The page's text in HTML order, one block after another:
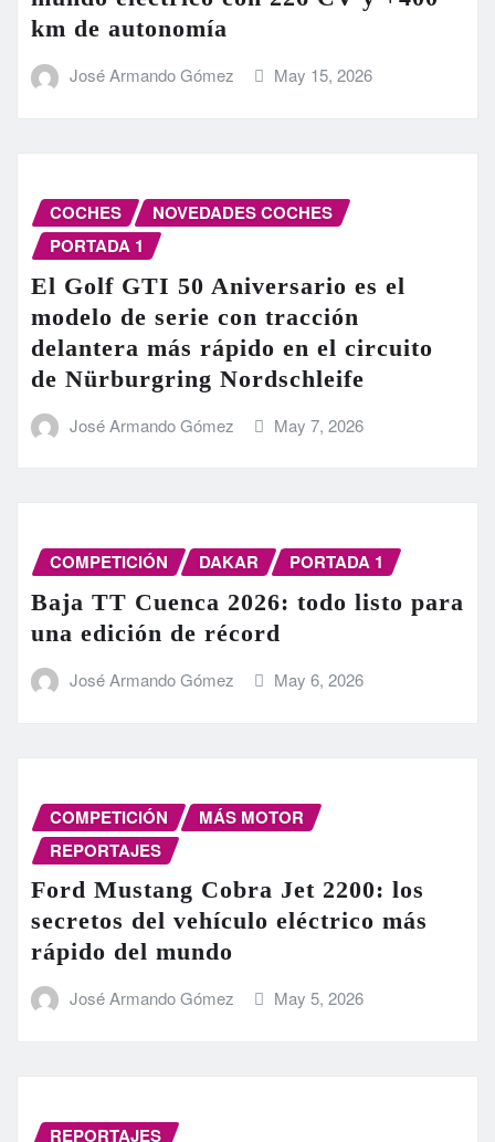
km de autonomía
José Armando Gómez May 15, 2026
COCHES
NOVEDADES COCHES
PORTADA 1
El Golf GTI 50 Aniversario es el
modelo de serie con tracción
delantera más rápido en el circuito
de Nürburgring Nordschleife
José Armando Gómez May 7, 2026
COMPETICIÓN DAKAR PORTADA 1
Baja TT Cuenca 2026: todo listo para
una edición de récord
José Armando Gómez May 6, 2026
COMPETICIÓN
MÁS MOTOR
REPORTAJES
Ford Mustang Cobra Jet 2200: los
secretos del vehículo eléctrico más
rápido del mundo
José Armando Gómez May 5, 2026
REPORTAJES